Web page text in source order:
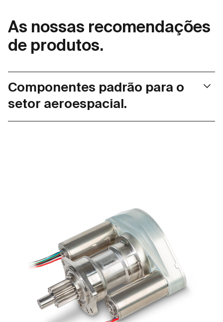
As nossas recomendações
de produtos.
Componentes padrão para o
setor aeroespacial.
para que os clientes tenham à disposição produtos
sofisticados para a indústria aeronáutica e
aeroespacial o mais rápido possível. Para mais
informações, contacte os seus especialistas maxon